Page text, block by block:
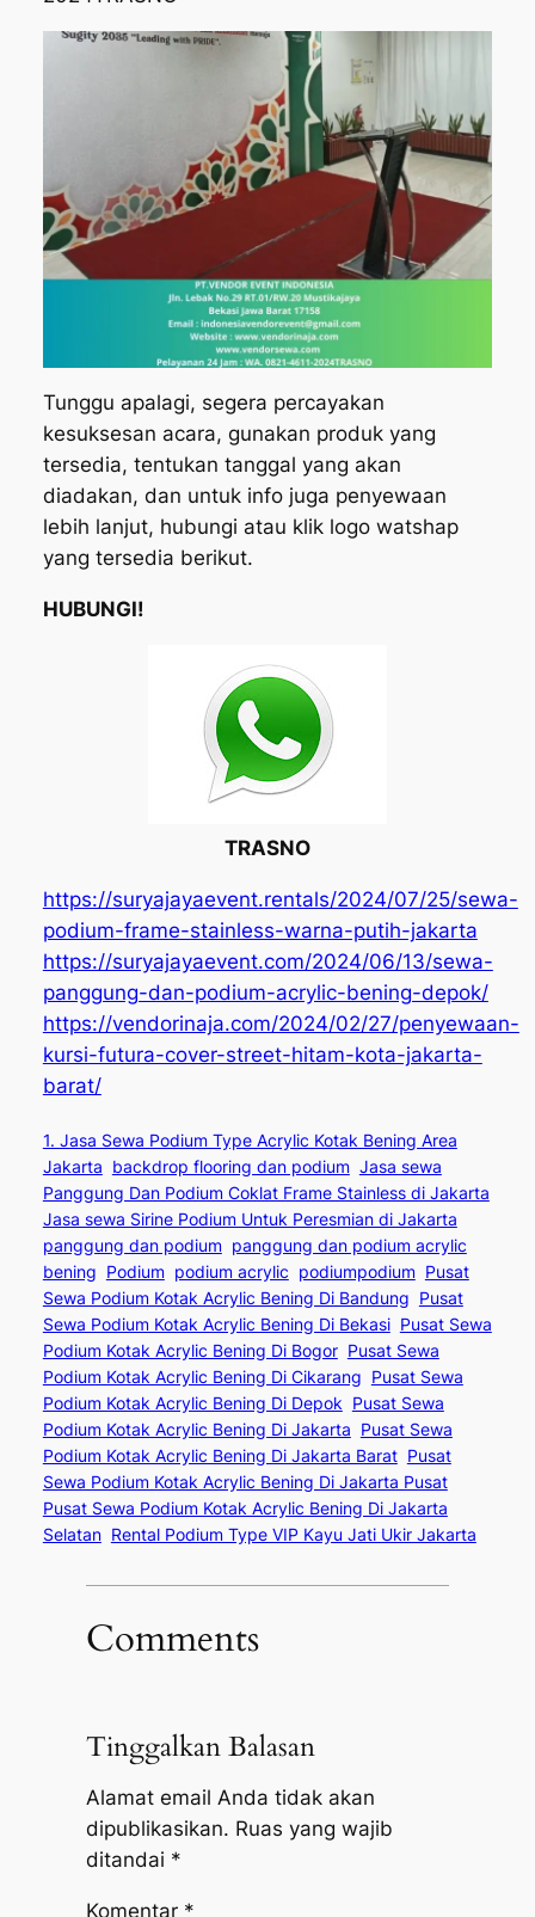
Tunggu apalagi, segera percayakan
kesuksesan acara, gunakan produk yang
tersedia, tentukan tanggal yang akan
diadakan, dan untuk info juga penyewaan
lebih lanjut, hubungi atau klik logo watshap
yang tersedia berikut.
HUBUNGI!
TRASNO
https://suryajayaevent.rentals/2024/07/25/sewa-
podium-frame-stainless-warna-putih-jakarta
https://suryajayaevent.com/2024/06/13/sewa-
panggung-dan-podium-acrylic-bening-depok/
https://vendorinaja.com/2024/02/27/penyewaan-
kursi-futura-cover-street-hitam-kota-jakarta-
barat/
1. Jasa Sewa Podium Type Acrylic Kotak Bening Area
Jakarta backdrop flooring dan podium Jasa sewa
Panggung Dan Podium Coklat Frame Stainless di Jakarta
Jasa sewa Sirine Podium Untuk Peresmian di Jakarta
panggung dan podium panggung dan podium acrylic
bening Podium podium acrylic podiumpodium Pusat
Sewa Podium Kotak Acrylic Bening Di Bandung Pusat
Sewa Podium Kotak Acrylic Bening Di Bekasi Pusat Sewa
Podium Kotak Acrylic Bening Di Bogor Pusat Sewa
Podium Kotak Acrylic Bening Di Cikarang Pusat Sewa
Podium Kotak Acrylic Bening Di Depok Pusat Sewa
Podium Kotak Acrylic Bening Di Jakarta Pusat Sewa
Podium Kotak Acrylic Bening Di Jakarta Barat Pusat
Sewa Podium Kotak Acrylic Bening Di Jakarta Pusat
Pusat Sewa Podium Kotak Acrylic Bening Di Jakarta
Selatan Rental Podium Type VIP Kayu Jati Ukir Jakarta
Comments
Tinggalkan Balasan
Alamat email Anda tidak akan
dipublikasikan. Ruas yang wajib
ditandai *
Komentar *